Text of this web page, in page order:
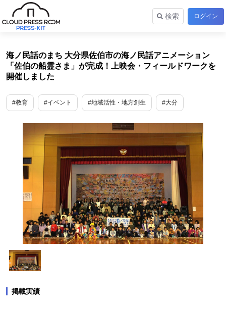
検索 ログイン
海ノ民話のまち 大分県佐伯市の海ノ民話アニメーション
「佐伯の船霊さま」が完成！上映会・フィールドワークを
開催しました
#教育 #イベント #地域活性・地方創生 #大分
掲載実績